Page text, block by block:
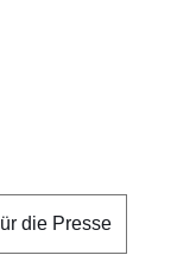
die Presse